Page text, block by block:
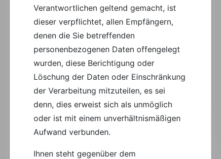
Verantwortlichen geltend gemacht, ist
dieser verpflichtet, allen Empfängern,
denen die Sie betreffenden
personenbezogenen Daten offengelegt
wurden, diese Berichtigung oder
Löschung der Daten oder Einschränkung
der Verarbeitung mitzuteilen, es sei
denn, dies erweist sich als unmöglich
oder ist mit einem unverhältnismäßigen
Aufwand verbunden.
Ihnen steht gegenüber dem